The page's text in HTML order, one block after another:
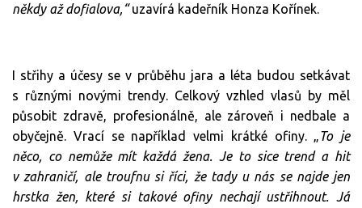
někdy až dofialova,“uzavírá kadeřník Honza Kořínek.
I střihy a účesy se v průběhu jara a léta budou setkávat
s různými novými trendy. Celkový vzhled vlasů by měl
působit zdravě, profesionálně, ale zároveň i nedbale a
obyčejně. Vrací se například velmi krátké ofiny. „To je
něco, co nemůže mít každá žena. Je to sice trend a hit
v zahraničí, ale troufnu si říci, že tady u nás se najde jen
hrstka žen, které si takové ofiny nechají ustřihnout. Já